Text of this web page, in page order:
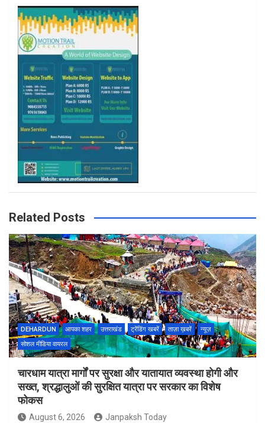
o
k
r
a
m
Related Posts
DEHARDUN आपका शहर उत्तराखंड ट्रेंडिंग खबरें ताज़ा ख़बरें
न्यूज़
सोशल मीडिया वायरल
चारधाम यात्रा मार्गों पर सुरक्षा और यातायात व्यवस्था होगी और
सख्त, श्रद्धालुओं की सुरक्षित यात्रा पर सरकार का विशेष
फोकस
August 6, 2026 Janpaksh Today